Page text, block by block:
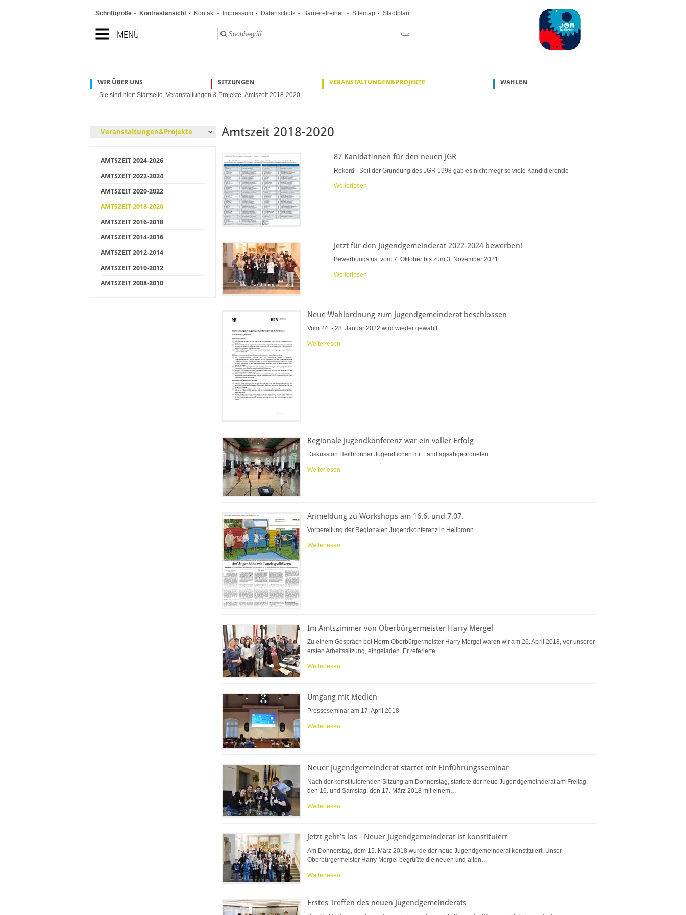
MENÜ
Schriftgröße Kontrastansicht Kontakt Impressum Datenschutz Barrierefreiheit Sitemap Stadtplan
WIR ÜBER UNS SITZUNGEN VERANSTALTUNGEN&PROJEKTE WAHLEN
Sie sind hier: Startseite, Veranstaltungen & Projekte, Amtszeit 2018-2020
Veranstaltungen&Projekte
AMTSZEIT 2024-2026
AMTSZEIT 2022-2024
AMTSZEIT 2020-2022
AMTSZEIT 2018-2020
AMTSZEIT 2016-2018
AMTSZEIT 2014-2016
AMTSZEIT 2012-2014
AMTSZEIT 2010-2012
AMTSZEIT 2008-2010
Amtszeit 2018-2020
87 KanidatInnen für den neuen JGR
Rekord - Seit der Gründung des JGR 1998 gab es nicht megr so viele Kandidierende
Weiterlesen
Jetzt für den Jugendgemeinderat 2022-2024 bewerben!
Bewerbungsfrist vom 7. Oktober bis zum 3. November 2021
Weiterlesen
Neue Wahlordnung zum Jugendgemeinderat beschlossen
Vom 24. - 28. Januar 2022 wird wieder gewählt
Weiterlesen
Regionale Jugendkonferenz war ein voller Erfolg
Diskussion Heilbronner Jugendlichen mit Landtagsabgeordneten
Weiterlesen
Anmeldung zu Workshops am 16.6. und 7.07.
Vorbereitung der Regionalen Jugendkonferenz in Heilbronn
Weiterlesen
Im Amtszimmer von Oberbürgermeister Harry Mergel
Zu einem Gespräch bei Herrn Oberbürgermeister Harry Mergel waren wir am 26. April 2018, vor unserer
ersten Arbeitssitzung, eingeladen. Er referierte…
Weiterlesen
Umgang mit Medien
Presseseminar am 17. April 2018
Weiterlesen
Neuer Jugendgemeinderat startet mit Einführungsseminar
Nach der konstituierenden Sitzung am Donnerstag, startete der neue Jugendgemeinderat am Freitag,
den 16. und Samstag, den 17. März 2018 mit einem…
Weiterlesen
Jetzt geht’s los - Neuer Jugendgemeinderat ist konstituiert
Am Donnerstag, dem 15. März 2018 wurde der neue Jugendgemeinderat konstituiert. Unser
Oberbürgermeister Harry Mergel begrüßte die neuen und alten…
Weiterlesen
Erstes Treffen des neuen Jugendgemeinderats